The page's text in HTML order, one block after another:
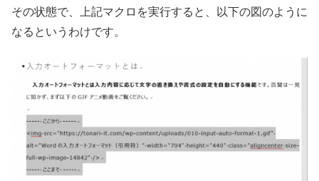
その状態で、上記マクロを実行すると、以下の図のように
なるというわけです。